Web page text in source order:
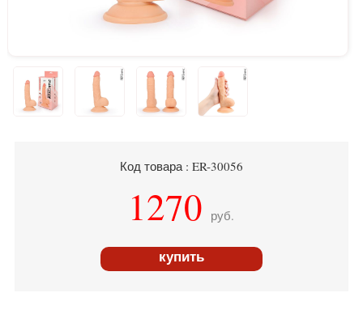
Код товара : ER-30056
1270 руб.
купить